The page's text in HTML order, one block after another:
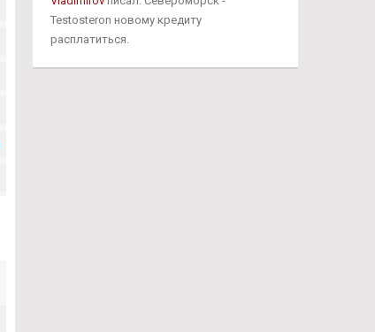
Testosteron новому кредиту
расплатиться.